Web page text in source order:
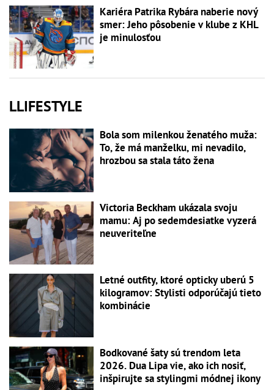
Kariéra Patrika Rybára naberie nový
smer: Jeho pôsobenie v klube z KHL
je minulosťou
LLIFESTYLE
Bola som milenkou ženatého muža:
To, že má manželku, mi nevadilo,
hrozbou sa stala táto žena
Victoria Beckham ukázala svoju
mamu: Aj po sedemdesiatke vyzerá
neuveriteľne
Letné outfity, ktoré opticky uberú 5
kilogramov: Stylisti odporúčajú tieto
kombinácie
Bodkované šaty sú trendom leta
2026. Dua Lipa vie, ako ich nosiť,
inšpirujte sa stylingmi módnej ikony